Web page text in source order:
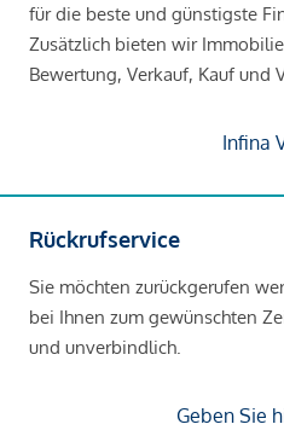
für die beste und günstigste
Zusätzlich bieten wir
Bewertung, Verkauf, Kauf und
Infina
Rückrufservice
Sie möchten zurückgerufen
bei Ihnen zum gewünschten
und unverbindlich.
Geben Sie